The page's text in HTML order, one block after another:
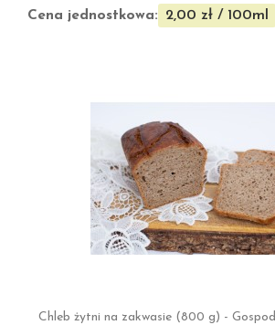
Cena jednostkowa: 2,00 zł / 100ml
Chleb żytni na zakwasie (800 g) -